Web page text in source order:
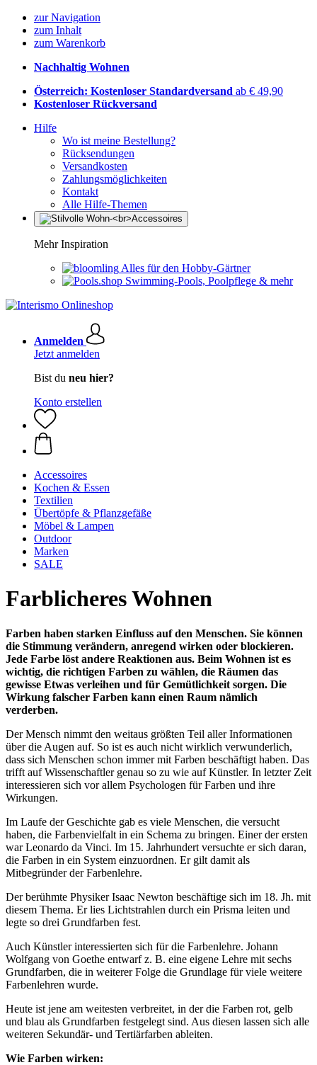
zur Navigation
zum Inhalt
zum Warenkorb
Nachhaltig Wohnen
Österreich: Kostenloser Standardversand ab € 49,90
Kostenloser Rückversand
Hilfe
Wo ist meine Bestellung?
Rücksendungen
Versandkosten
Zahlungsmöglichkeiten
Kontakt
Alle Hilfe-Themen
Mehr Inspiration
Alles für den Hobby-Gärtner
Swimming-Pools, Poolpflege & mehr
Anmelden
Jetzt anmelden
Bist du neu hier?
Konto erstellen
Accessoires
Kochen & Essen
Textilien
Übertöpfe & Pflanzgefäße
Möbel & Lampen
Outdoor
Marken
SALE
Farblicheres Wohnen
Farben haben starken Einfluss auf den Menschen. Sie können
die Stimmung verändern, anregend wirken oder blockieren.
Jede Farbe löst andere Reaktionen aus. Beim Wohnen ist es
wichtig, die richtigen Farben zu wählen, die Räumen das
gewisse Etwas verleihen und für Gemütlichkeit sorgen. Die
Wirkung falscher Farben kann einen Raum nämlich
verderben.
Der Mensch nimmt den weitaus größten Teil aller Informationen
über die Augen auf. So ist es auch nicht wirklich verwunderlich,
dass sich Menschen schon immer mit Farben beschäftigt haben. Das
trifft auf Wissenschaftler genau so zu wie auf Künstler. In letzter Zeit
interessieren sich vor allem Psychologen für Farben und ihre
Wirkungen.
Im Laufe der Geschichte gab es viele Menschen, die versucht
haben, die Farbenvielfalt in ein Schema zu bringen. Einer der ersten
war Leonardo da Vinci. Im 15. Jahrhundert versuchte er sich daran,
die Farben in ein System einzuordnen. Er gilt damit als
Mitbegründer der Farbenlehre.
Der berühmte Physiker Isaac Newton beschäftige sich im 18. Jh. mit
diesem Thema. Er lies Lichtstrahlen durch ein Prisma leiten und
legte so drei Grundfarben fest.
Auch Künstler interessierten sich für die Farbenlehre. Johann
Wolfgang von Goethe entwarf z. B. eine eigene Lehre mit sechs
Grundfarben, die in weiterer Folge die Grundlage für viele weitere
Farbenlehren wurde.
Heute ist jene am weitesten verbreitet, in der die Farben rot, gelb
und blau als Grundfarben festgelegt sind. Aus diesen lassen sich alle
weiteren Sekundär- und Tertiärfarben ableiten.
Wie Farben wirken: